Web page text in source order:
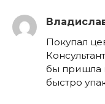
Покупал
бы пришла
быстро